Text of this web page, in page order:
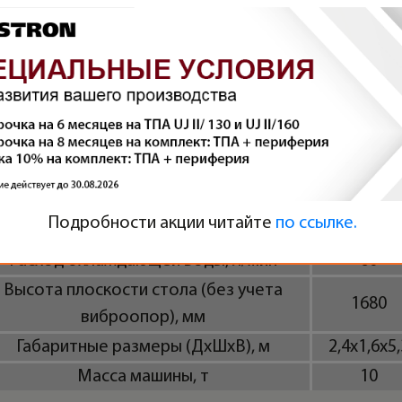
Усилие толкателей, т
Дополнительно
давление гидросистемы,
Объем масляного бака, л
Мощность двигателя насоса, кВт
30
16,8
Общая мощность, кВт
46,8
Расход охлаждающей воды, л/мин
60
Высота плоскости стола (без учета
виброопор), мм
1680
Габаритные размеры (ДxШxВ), м
Масса машины, т
10
Подробности акции читайте по ссылке.